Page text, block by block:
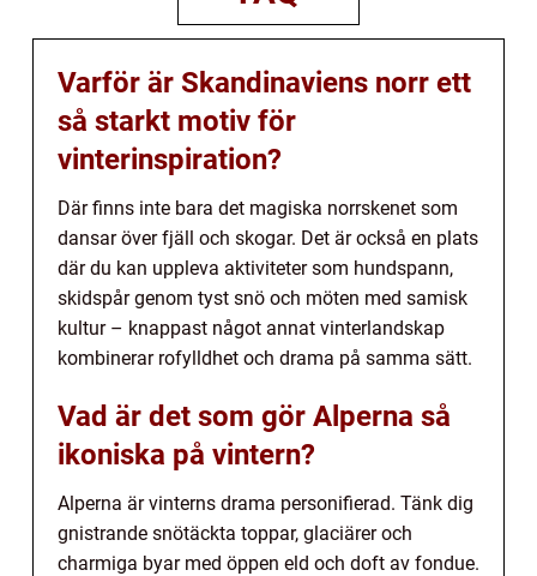
Varför är Skandinaviens norr ett
så starkt motiv för
vinterinspiration?
Där finns inte bara det magiska norrskenet som
dansar över fjäll och skogar. Det är också en plats
där du kan uppleva aktiviteter som hundspann,
skidspår genom tyst snö och möten med samisk
kultur – knappast något annat vinterlandskap
kombinerar rofylldhet och drama på samma sätt.
Vad är det som gör Alperna så
ikoniska på vintern?
Alperna är vinterns drama personifierad. Tänk dig
gnistrande snötäckta toppar, glaciärer och
charmiga byar med öppen eld och doft av fondue.